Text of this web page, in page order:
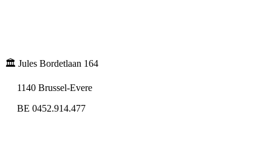
🏛️ Jules Bordetlaan 164
1140 Brussel-Evere
BE 0452.914.477